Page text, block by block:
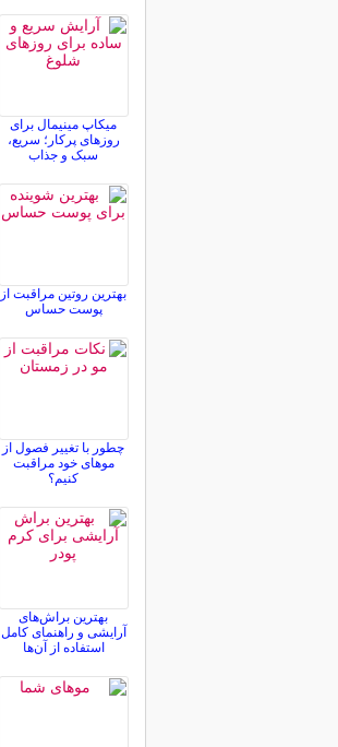
میکاپ مینیمال برای
روزهای پرکار؛ سریع،
سبک و جذاب
بهترین روتین مراقبت از
پوست حساس
چطور با تغییر فصول از
موهای خود مراقبت
کنیم؟
بهترین براش‌های
آرایشی و راهنمای کامل
استفاده از آن‌ها